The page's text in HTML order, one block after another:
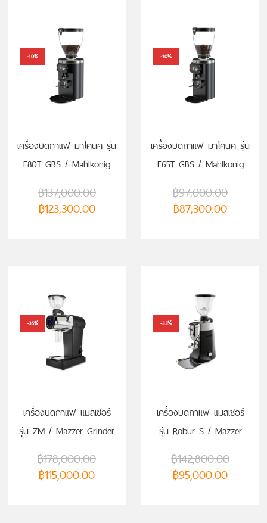
-10%
เครื่องบดกาแฟ มาโคนิค รุ่น
E80T GBS / Mahlkonig
฿137,000.00
฿123,300.00
-10%
เครื่องบดกาแฟ มาโคนิค รุ่น
E65T GBS / Mahlkonig
฿97,000.00
฿87,300.00
-35%
เครื่องบดกาแฟ แมสเซอร์
รุ่น ZM / Mazzer Grinder
฿178,000.00
฿115,000.00
-33%
เครื่องบดกาแฟ แมสเซอร์
รุ่น Robur S / Mazzer
฿142,800.00
฿95,000.00